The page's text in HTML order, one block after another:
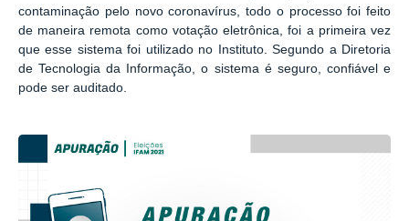
contaminação pelo novo coronavírus, todo o processo foi feito
de maneira remota como votação eletrônica, foi a primeira vez
que esse sistema foi utilizado no Instituto. Segundo a Diretoria
de Tecnologia da Informação, o sistema é seguro, confiável e
pode ser auditado.